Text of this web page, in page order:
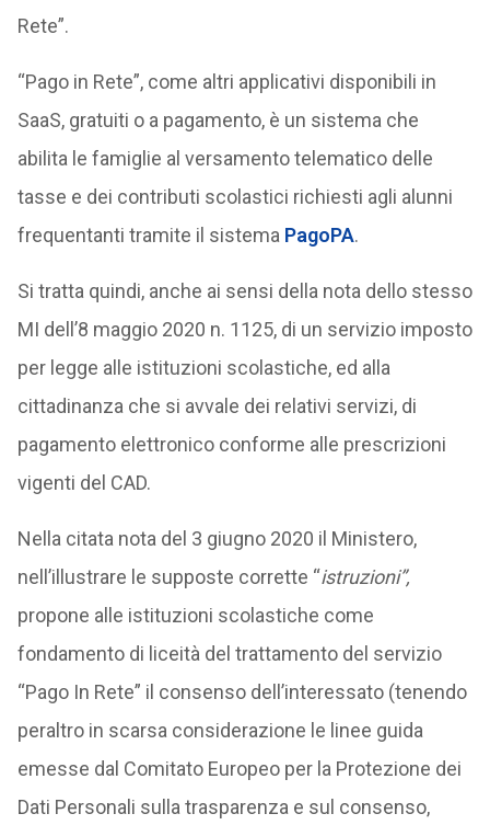
Rete”.
“Pago in Rete”, come altri applicativi disponibili in
SaaS, gratuiti o a pagamento, è un sistema che
abilita le famiglie al versamento telematico delle
tasse e dei contributi scolastici richiesti agli alunni
frequentanti tramite il sistema PagoPA.
Si tratta quindi, anche ai sensi della nota dello stesso
MI dell’8 maggio 2020 n. 1125, di un servizio imposto
per legge alle istituzioni scolastiche, ed alla
cittadinanza che si avvale dei relativi servizi, di
pagamento elettronico conforme alle prescrizioni
vigenti del CAD.
Nella citata nota del 3 giugno 2020 il Ministero,
nell’illustrare le supposte corrette “istruzioni”,
propone alle istituzioni scolastiche come
fondamento di liceità del trattamento del servizio
“Pago In Rete” il consenso dell’interessato (tenendo
peraltro in scarsa considerazione le linee guida
emesse dal Comitato Europeo per la Protezione dei
Dati Personali sulla trasparenza e sul consenso,